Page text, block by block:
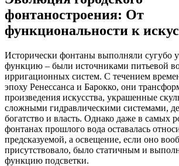
фонтаностроения: От
функциональности к
Исторически фонтаны выполняли сугубо
функцию – были источниками питьевой
ирригационных систем. С течением
эпоху Ренессанса и Барокко, они
произведения искусства, украшенные
сложными гидравлическими системами,
богатство и власть. Однако даже в самых
фонтанах прошлого вода оставалась
предсказуемой, а освещение, если оно
присутствовало, было статичным и
функцию подсветки.